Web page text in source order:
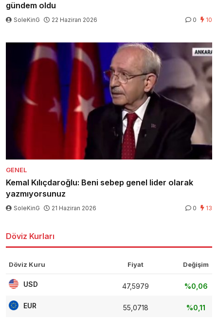
gündem oldu
SoleKinG 22 Haziran 2026 0 10
GENEL
Kemal Kılıçdaroğlu: Beni sebep genel lider olarak
yazmıyorsunuz
SoleKinG 21 Haziran 2026 0 13
Döviz Kurları
Döviz Kuru Fiyat Değişim
USD 47,5979 %0,06
EUR 55,0718 %0,11